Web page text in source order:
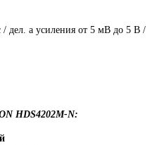
/ дел. а усиления от 5 мВ до 5 В /
HDS4202M-N: